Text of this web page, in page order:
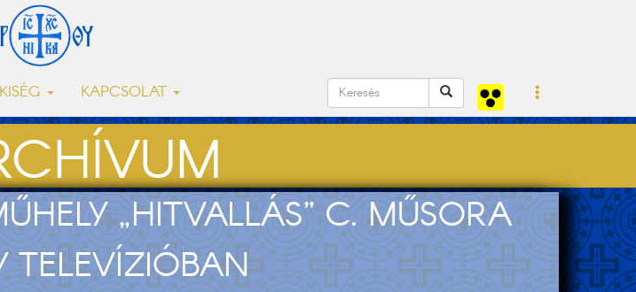
KAPCSOLAT
„HITVALLÁS” C. MŰSORA
TELEVÍZIÓBAN